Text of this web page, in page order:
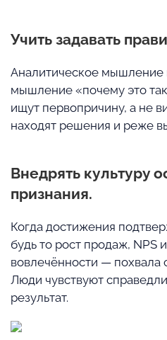
Учить задавать
Аналитическое мышление
мышление «почему это
ищут первопричину, а не
находят решения и реже
Внедрять культуру
признания.
Когда достижения
будь то рост продаж, NPS
вовлечённости — похвала
Люди чувствуют
результат.